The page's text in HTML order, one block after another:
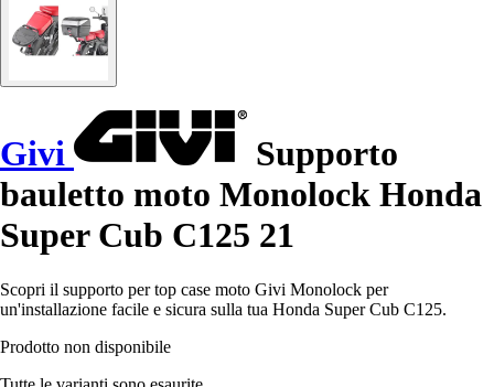
Givi
Supporto
bauletto moto Monolock Honda
Super Cub C125 21
Scopri il supporto per top case moto Givi Monolock per
un'installazione facile e sicura sulla tua Honda Super Cub C125.
Prodotto non disponibile